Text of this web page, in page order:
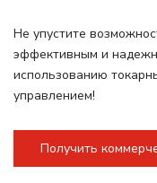
Не упустите
эффективным и
использованию
управлением!
Получить